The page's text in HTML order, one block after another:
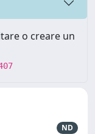
o creare un
ND